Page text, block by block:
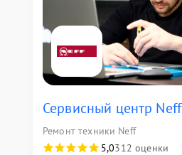
Сервисный центр Neff
Ремонт техники Neff
5,0312 оценки